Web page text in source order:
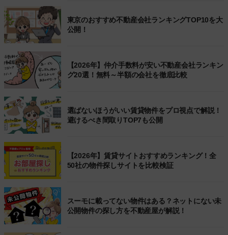
東京のおすすめ不動産会社ランキングTOP10を大
公開！
【2026年】仲介手数料が安い不動産会社ランキン
グ20選！無料～半額の会社を徹底比較
選ばないほうがいい賃貸物件をプロ視点で解説！
避けるべき間取りTOP7も公開
【2026年】賃貸サイトおすすめランキング！全
50社の物件探しサイトを比較検証
スーモに載ってない物件はある？ネットにない未
公開物件の探し方を不動産屋が解説！